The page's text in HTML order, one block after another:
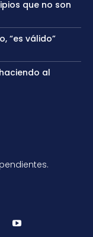
que no son
“es válido”
al